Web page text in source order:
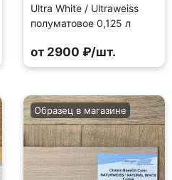
Ultra White / Ultraweiss
полуматовое 0,125 л
от 2900 ₽/шт.
Образец в магазине